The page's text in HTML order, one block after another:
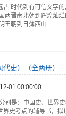
时代到有可信文字
两晋南北朝到辉煌灿
王朝到日薄西山
史）（全两册）
01 00:00:00
别是：中国史、世界
史考点的辅导书，拟